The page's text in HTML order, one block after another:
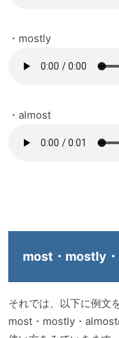
・mostly
・almost
most・mostly
それでは、以下に例文
most・mostly・almost